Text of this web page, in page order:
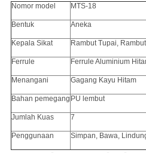
Nomor model MTS-18
Bentuk Aneka
Kepala Sikat Rambut Tupai,
Ferrule Ferrule Aluminium
Menangani Gagang Kayu Hitam
Bahan pemegang PU lembut
Jumlah Kuas 7
Penggunaan Simpan, Bawa,